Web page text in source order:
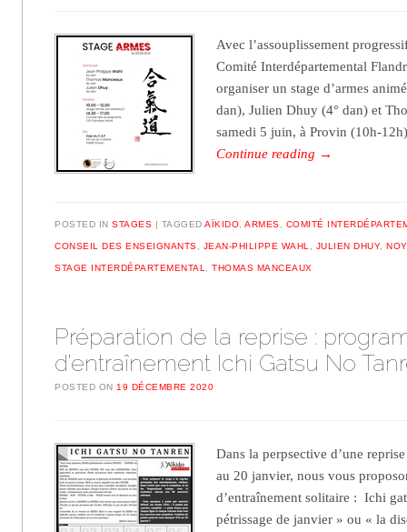
Avec l’assouplissement
Comité Interdépartemental
organiser un stage d’armes
dan), Julien Dhuy (4° dan) et
samedi 5 juin, à Provin (10h-
Continue reading →
POSTED INSTAGES TAGGEDAÏKIDO,ARMES, COMITÉ
CONSEIL DES ENSEIGNANTS, JEAN-PHILIPPE WAHL, JULIEN DHUY,
STAGE INTERDÉPARTEMENTAL,THOMAS MANCEAUX
Préparation de la reprise :
d’entraînement Ichi Gatsu No
POSTED ON 19 DÉCEMBRE 2020
Dans la perpsective d’une
au 20 janvier, nous vous
d’entraînement solitaire : Ichi
pétrissage de janvier » ou « la